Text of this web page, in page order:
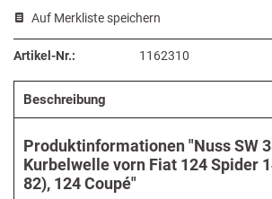
Auf Merkliste speichern
Artikel-Nr.: 1162310
Beschreibung
Produktinformationen "Nuss SW
Kurbelwelle vorn Fiat 124 Spider
82), 124 Coupé"